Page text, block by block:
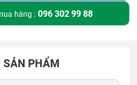
hàng : 096 302 99 88
SẢN PHẨM